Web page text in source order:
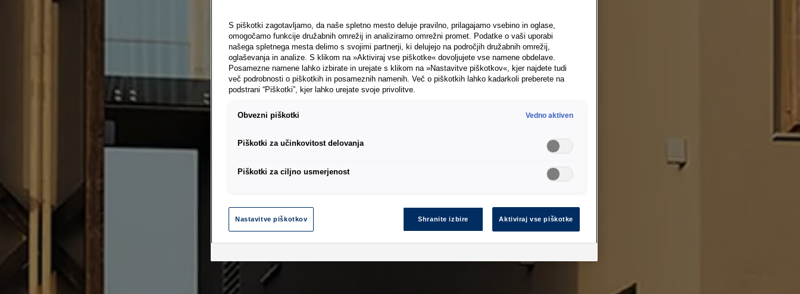
S piškotki zagotavljamo, da naše spletno mesto deluje pravilno, prilagajamo vsebino in oglase,
omogočamo funkcije družabnih omrežij in analiziramo omrežni promet. Podatke o vaši uporabi
našega spletnega mesta delimo s svojimi partnerji, ki delujejo na področjih družabnih omrežij,
oglaševanja in analize. S klikom na »Aktiviraj vse piškotke« dovoljujete vse namene obdelave.
Posamezne namene lahko izbirate in urejate s klikom na »Nastavitve piškotkov«, kjer najdete tudi
več podrobnosti o piškotkih in posameznih namenih. Več o piškotkih lahko kadarkoli preberete na
podstrani “Piškotki”, kjer lahko urejate svoje privolitve.
Obvezni piškotki Vedno aktiven
Piškotki za učinkovitost delovanja
Piškotki za ciljno usmerjenost
Nastavitve piškotkov Shranite izbire Aktiviraj vse piškotke